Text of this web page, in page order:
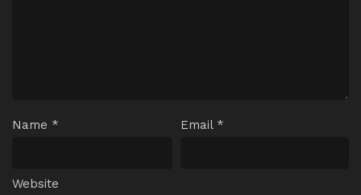
Name * Email *
Website